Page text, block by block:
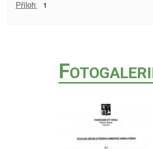
Příloh: 1
F